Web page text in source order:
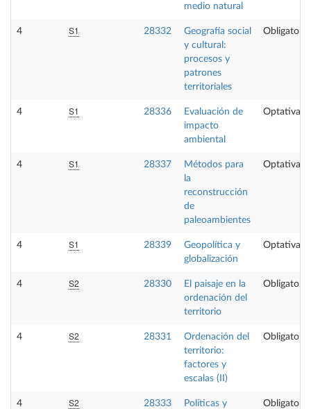
medio natural
4 S1 28332
Geografía social
y cultural:
procesos y
patrones
territoriales
Obligatoria
4 S1 28336
Evaluación de
impacto
ambiental
Optativa
4 S1 28337
Métodos para
la
reconstrucción
de
paleoambientes
Optativa
4 S1 28339
Geopolítica y
globalización
Optativa
4 S2 28330
El paisaje en la
ordenación del
territorio
Obligatoria
4 S2 28331
Ordenación del
territorio:
factores y
escalas (II)
Obligatoria
4 S2 28333
Políticas y
Obligatoria